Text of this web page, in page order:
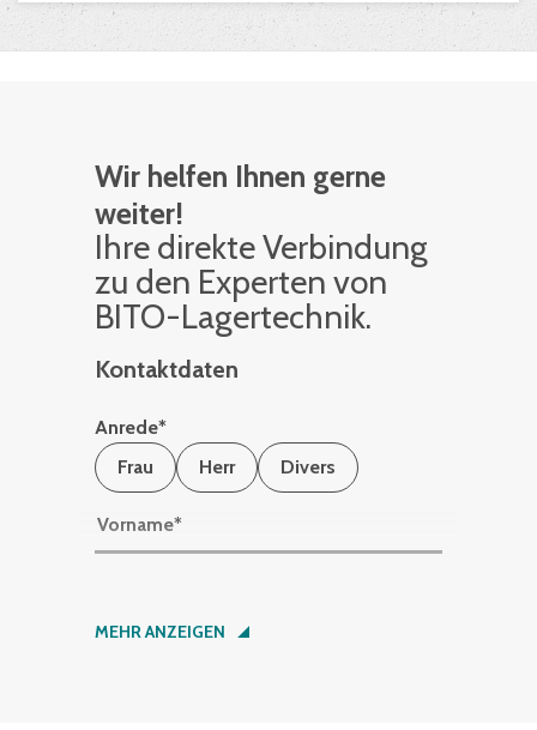
Wir helfen Ihnen gerne
weiter!
Ihre di­rek­te Ver­bin­dung
zu den Ex­per­ten von
BITO-La­ger­tech­nik.
Kontaktdaten
Anrede*
Frau
Herr Divers
Vorname*
Nachname*
MEHR ANZEIGEN